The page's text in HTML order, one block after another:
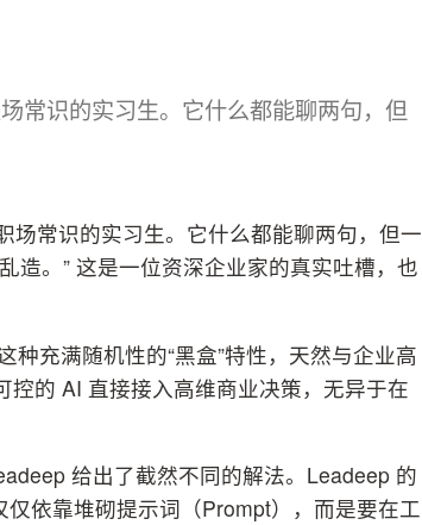
常识的实习生。它什么都能聊两句，但
场常识的实习生。它什么都能聊两句，但一
造。” 这是一位资深企业家的真实吐槽，也
充满随机性的“黑盒”特性，天然与企业高
控的 AI 直接接入高维商业决策，无异于在
给出了截然不同的解法。Leadeep 的
依靠堆砌提示词（Prompt），而是要在工